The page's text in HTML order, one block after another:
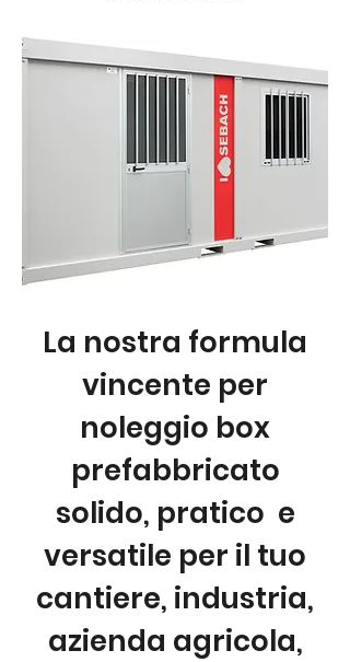
La nostra formula
vincente per
noleggio box
prefabbricato
solido, pratico e
versatile per il tuo
cantiere, industria,
azienda agricola,